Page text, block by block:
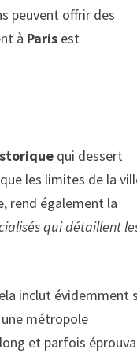
peuvent offrir des
à Paris est
qui dessert
les limites de la
rend également la
qui détaillent
inclut évidemment
métropole
et parfois